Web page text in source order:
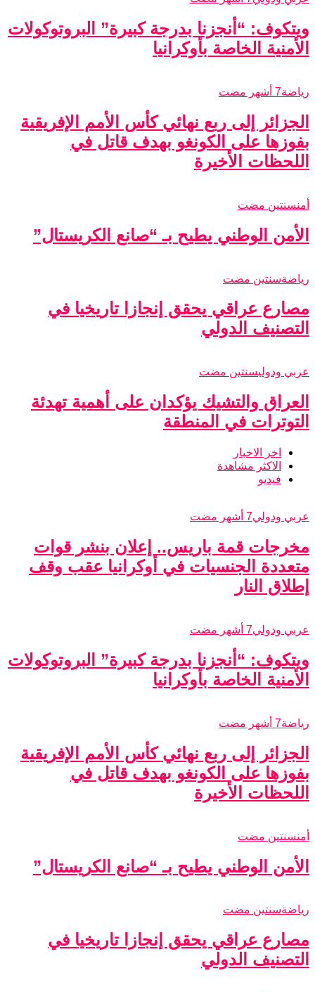
ويتكوف: “أنجزنا بدرجة كبيرة” البروتوكولات
الأمنية الخاصة بأوكرانيا
رياضة7 أشهر مضت
الجزائر إلى ربع نهائي كأس الأمم الإفريقية
بفوزها على الكونغو بهدف قاتل في
اللحظات الأخيرة
أمنسنتين مضت
الأمن الوطني يطيح بـ “صانع الكريستال”
رياضةسنتين مضت
مصارع عراقي يحقق إنجازا تاريخيا في
التصنيف الدولي
عربي ودوليسنتين مضت
العراق والتشيك يؤكدان على أهمية تهدئة
التوترات في المنطقة
اخر الاخبار
الاكثر مشاهدة
فيديو
عربي ودولي7 أشهر مضت
مخرجات قمة باريس.. إعلان بنشر قوات
متعددة الجنسيات في أوكرانيا عقب وقف
إطلاق النار
عربي ودولي7 أشهر مضت
ويتكوف: “أنجزنا بدرجة كبيرة” البروتوكولات
الأمنية الخاصة بأوكرانيا
رياضة7 أشهر مضت
الجزائر إلى ربع نهائي كأس الأمم الإفريقية
بفوزها على الكونغو بهدف قاتل في
اللحظات الأخيرة
أمنسنتين مضت
الأمن الوطني يطيح بـ “صانع الكريستال”
رياضةسنتين مضت
مصارع عراقي يحقق إنجازا تاريخيا في
التصنيف الدولي